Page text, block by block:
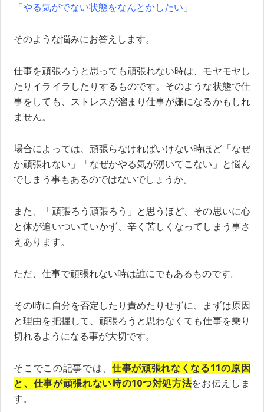
「やる気がでない状態をなんとかしたい」
そのような悩みにお答えします。
仕事を頑張ろうと思っても頑張れない時は、モヤモヤし
たりイライラしたりするものです。そのような状態で仕
事をしても、ストレスが溜まり仕事が嫌になるかもしれ
ません。
場合によっては、頑張らなければいけない時ほど「なぜ
か頑張れない」「なぜかやる気が湧いてこない」と悩ん
でしまう事もあるのではないでしょうか。
また、「頑張ろう頑張ろう」と思うほど、その思いに心
と体が追いついていかず、辛く苦しくなってしまう事さ
えあります。
ただ、仕事で頑張れない時は誰にでもあるものです。
その時に自分を否定したり責めたりせずに、まずは原因
と理由を把握して、頑張ろうと思わなくても仕事を乗り
切れるようになる事が大切です。
そこでこの記事では、 仕事が頑張れなくなる11の原因
と、仕事が頑張れない時の10つ対処方法をお伝えしま
す。